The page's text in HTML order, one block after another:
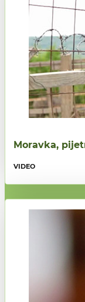
Moravka,
VIDEO